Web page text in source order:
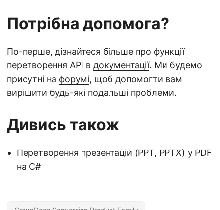
Потрібна допомога?
По-перше, дізнайтеся більше про функції
перетворення API в документації. Ми будемо
присутні на форумі, щоб допомогти вам
вирішити будь-які подальші проблеми.
Дивись також
Перетворення презентацій (PPT, PPTX) у PDF
на C#